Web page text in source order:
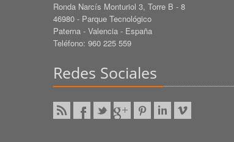
Ronda Narcís Monturiol 3, Torre B - 8
46980 - Parque Tecnológico
Paterna - Valencia - España
Teléfono: 960 225 559
Redes Sociales